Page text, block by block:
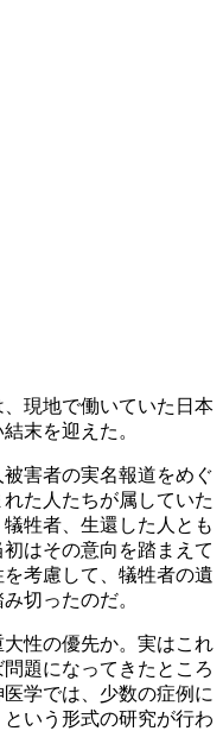
現地で働いていた日本
末を迎えた。
害者の実名報道をめぐ
た人たちが属していた
牲者、生還した人とも
はその意向を踏まえて
考慮して、犠牲者の遺
切ったのだ。
性の優先か。実はこれ
題になってきたところ
学では、少数の症例に
という形式の研究が行わ